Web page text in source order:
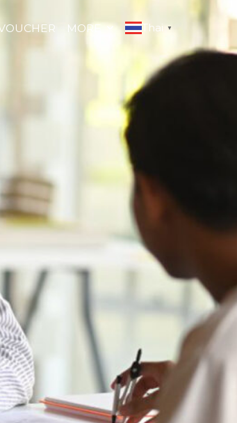
MORE Thai ▼